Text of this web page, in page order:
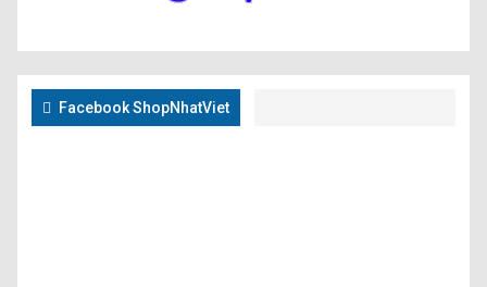
Facebook ShopNhatViet